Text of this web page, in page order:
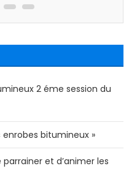
2 éme session du
bitumineux »
parrainer et d’animer les